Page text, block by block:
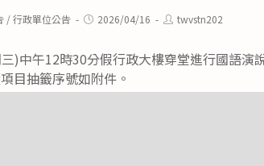
/ 行政單位公告
Post2026/04/16
Posttwvstn202
)中午12時30分假行政大樓穿堂進行國語
目抽籤序號如附件。